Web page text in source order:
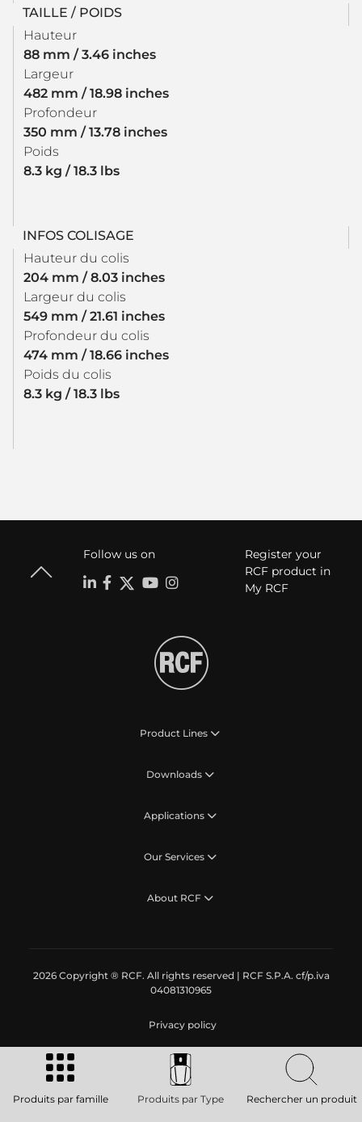
TAILLE / POIDS
Hauteur
88 mm / 3.46 inches
Largeur
482 mm / 18.98 inches
Profondeur
350 mm / 13.78 inches
Poids
8.3 kg / 18.3 lbs
INFOS COLISAGE
Hauteur du colis
204 mm / 8.03 inches
Largeur du colis
549 mm / 21.61 inches
Profondeur du colis
474 mm / 18.66 inches
Poids du colis
8.3 kg / 18.3 lbs
Follow us on
Register your
RCF product in
My RCF
Product Lines
Downloads
Applications
Our Services
About RCF
2026 Copyright ® RCF. All rights reserved | RCF S.P.A. cf/p.iva
04081310965
Privacy policy
Produits par famille Produits par Type Rechercher un produit